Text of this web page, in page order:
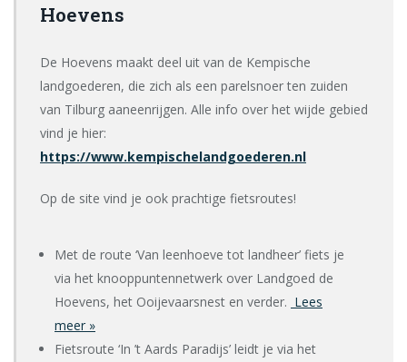
Hoevens
De Hoevens maakt deel uit van de Kempische
landgoederen, die zich als een parelsnoer ten zuiden
van Tilburg aaneenrijgen. Alle info over het wijde gebied
vind je hier:
https://www.kempischelandgoederen.nl
Op de site vind je ook prachtige fietsroutes!
Met de route ‘Van leenhoeve tot landheer’ fiets je
via het knooppuntennetwerk over Landgoed de
Hoevens, het Ooijevaarsnest en verder. Lees
meer »
Fietsroute ‘In ’t Aards Paradijs’ leidt je via het